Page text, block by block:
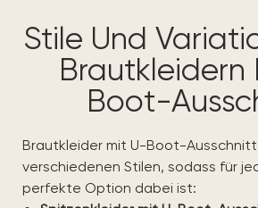
Stile Und
Brautkleidern
Boot-
Brautkleider mit U-Boot-
verschiedenen Stilen, sodass für
perfekte Option dabei ist: